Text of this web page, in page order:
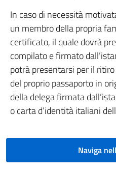
In caso di necessità
un membro della propria
certificato, il quale dovrà
compilato e firmato
potrà presentarsi per il
del proprio passaporto in
della delega firmata
o carta d’identità italiani
Naviga